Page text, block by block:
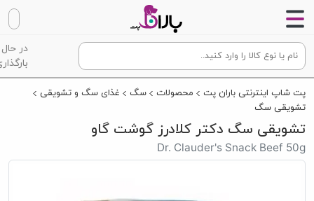
در حال
پت شاپ اینترنتی باران پت محصولات سگ
غذای سگ و تشویقی
تشویقی سگ
تشویقی سگ دکتر کلادرز گوشت گاو
Dr. Clauder's Snack Beef 50g